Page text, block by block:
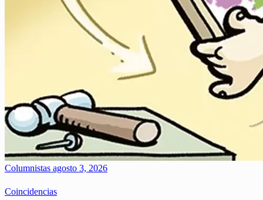
Columnistas agosto 3, 2026
Coincidencias